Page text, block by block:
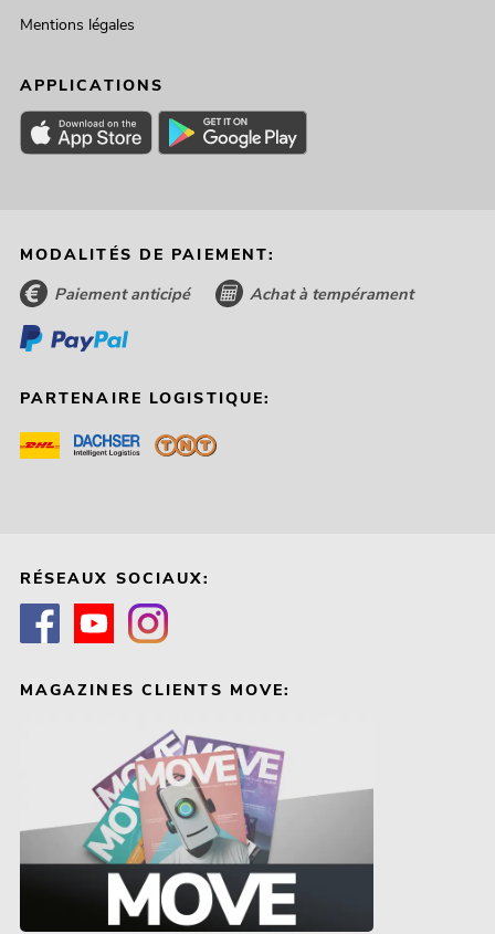
Mentions légales
APPLICATIONS
MODALITÉS DE PAIEMENT:
Paiement anticipé Achat à tempérament
PARTENAIRE LOGISTIQUE:
RÉSEAUX SOCIAUX:
MAGAZINES CLIENTS MOVE: